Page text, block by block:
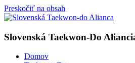
Preskočiť na obsah
Slovenská Taekwon-Do
Domov